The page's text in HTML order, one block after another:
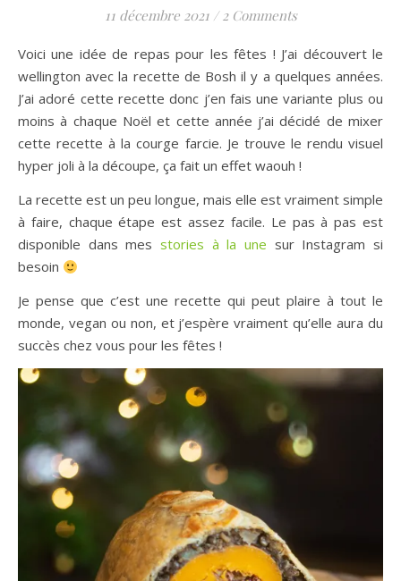
11 décembre 2021 / 2 Comments
Voici une idée de repas pour les fêtes ! J’ai découvert le
wellington avec la recette de Bosh il y a quelques années.
J’ai adoré cette recette donc j’en fais une variante plus ou
moins à chaque Noël et cette année j’ai décidé de mixer
cette recette à la courge farcie. Je trouve le rendu visuel
hyper joli à la découpe, ça fait un effet waouh !
La recette est un peu longue, mais elle est vraiment simple
à faire, chaque étape est assez facile. Le pas à pas est
disponible dans mes stories à la une sur Instagram si
besoin
Je pense que c’est une recette qui peut plaire à tout le
monde, vegan ou non, et j’espère vraiment qu’elle aura du
succès chez vous pour les fêtes !